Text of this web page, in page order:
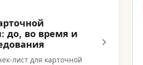
до, во время и
лист для карточной